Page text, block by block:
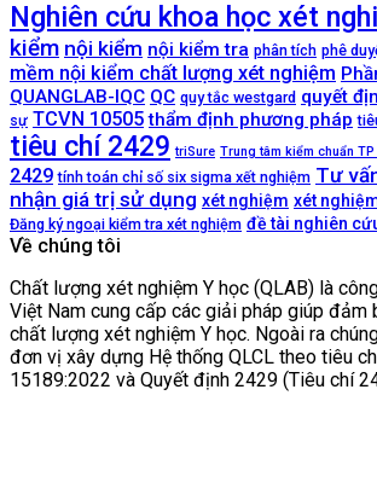
Nghiên cứu khoa học xét
kiểm nội kiểm nội kiểm tra phân tích phê
mềm nội kiểm chất lượng xét nghiệm
QUANGLAB-IQC QC quy tắc westgard quyết
sự TCVN 10505 thẩm định phương pháp
tiêu chí 2429 triSure Trung tâm kiểm chuẩn
2429 tính toán chỉ số six sigma xết nghiệm Tư
nhận giá trị sử dụng xét nghiệm xét
Đăng ký ngoại kiểm tra xét nghiệm đề tài nghiên
Về chúng tôi
Chất lượng xét nghiệm Y học (QLAB) là
Việt Nam cung cấp các giải pháp giúp đảm
chất lượng xét nghiệm Y học. Ngoài ra
đơn vị xây dựng Hệ thống QLCL theo tiêu
15189:2022 và Quyết định 2429 (Tiêu chí